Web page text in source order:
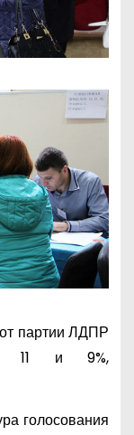
партии ЛДПР
11 и 9%,
голосования